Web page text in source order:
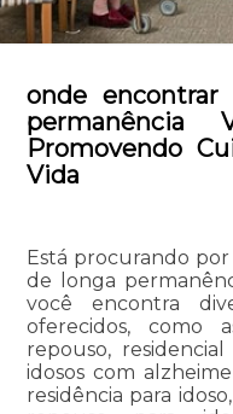
onde
permanência
Promovendo
Vida
Está procurando
de longa
você encontra
oferecidos, como
repouso,
idosos com
residência para